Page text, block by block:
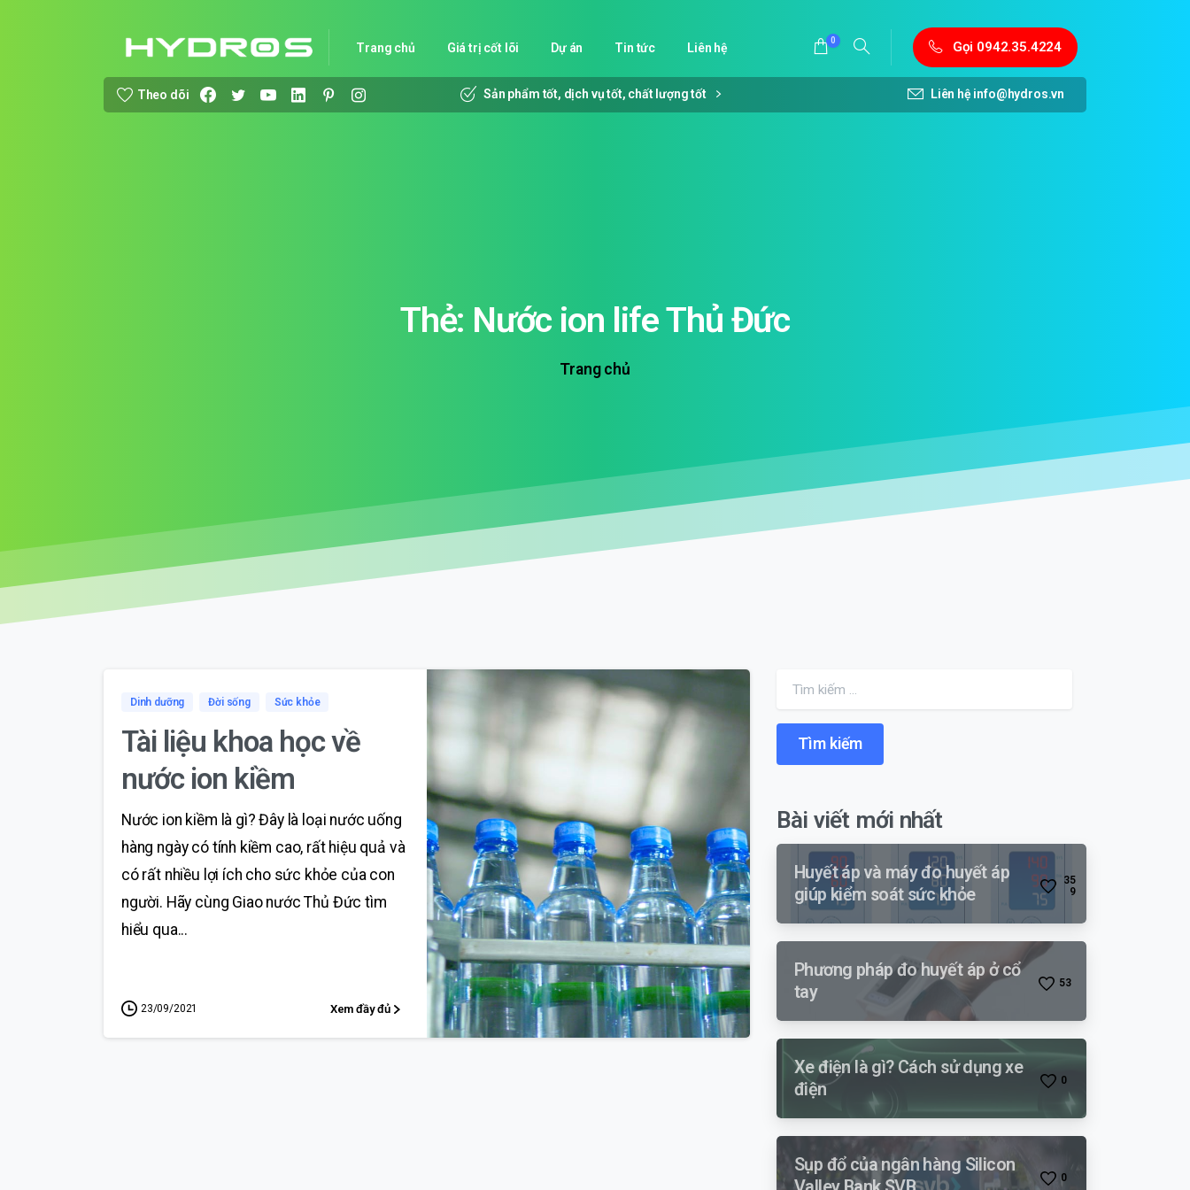
Trang chủ Giá trị cốt lõi Dự án Tin tức Liên hệ
0 Gọi 0942.35.4224
Theo dõi Sản phẩm tốt, dịch vụ tốt, chất lượng tốt Liên hệinfo@hydros.vn
Thẻ: Nước ion lifeThủ Đức
Trang chủ
0 0
Dinh dưỡng Đời sống Sức khỏe
Tài liệu khoa học về
nước ion kiềm
Nước ion kiềm là gì? Đây là loại nước uống
hàng ngày có tính kiềm cao, rất hiệu quả và
có rất nhiều lợi ích cho sức khỏe của con
người. Hãy cùng Giao nước Thủ Đức tìm
hiểu qua...
23/09/2021 Xem đầy đủ
Bài viết mới nhất
Huyết áp và máy đo huyết áp
giúp kiểm soát sức khỏe
35
9
Phương pháp đo huyết áp ở cổ
tay
53
Xe điện là gì? Cách sử dụng xe
điện
0
Sụp đổ của ngân hàng Silicon
0